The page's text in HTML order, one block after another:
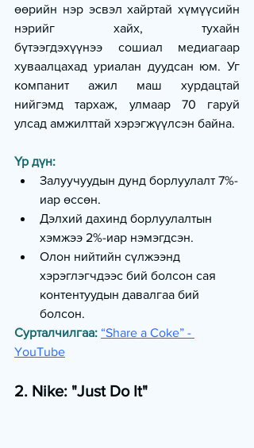
өөрийн нэр эсвэл хайртай хүмүүсийн
нэрийг хайх, тухайн
бүтээгдэхүүнээ сошиал медиагаар
хуваалцахад уриалан дуудсан юм. Уг
компанит ажил маш хурдацтай
нийгэмд тархаж, улмаар 70 гаруй
улсад амжилттай хэрэгжүүлсэн байна.
Үр дүн:
Залуучуудын дунд борлуулалт 7%-
иар өссөн.
Дэлхий дахинд борлуулалтын
хэмжээ 2%-иар нэмэгдсэн.
Олон нийтийн сүлжээнд
хэрэглэгчдээс бий болсон сая
контентуудын давалгаа бий
болсон.
Сурталчилгаа: “Share a Coke” -
YouTube
2. Nike: "Just Do It"